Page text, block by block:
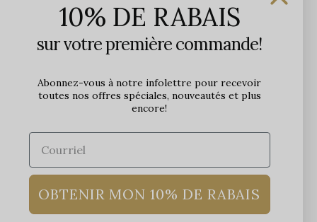
1650 avenue Jules-Verne, Local 103
G2G 2R1, Québec, Canada
Lundi: 9h - 17h
Mardi: 9h - 17h
Mercredi: 9h - 18h
Jeudi: 9h - 21h
Samedi: 9h à 17h
10% DE RABAIS
sur votre première commande!
Abonnez-vous à notre infolettre pour recevoir
toutes nos offres spéciales, nouveautés et plus
encore!
OBTENIR MON 10% DE RABAIS